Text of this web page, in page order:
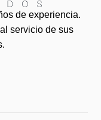
de experiencia.
servicio de sus